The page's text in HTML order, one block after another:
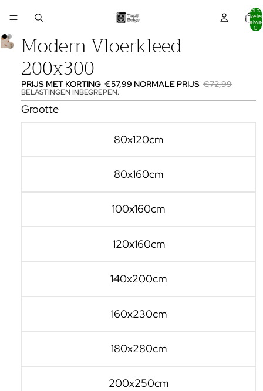
Totaal
0
Modern Vloerkleed
200x300
PRIJS MET KORTING €57,99 NORMALE PRIJS €72,99
BELASTINGEN INBEGREPEN.
Grootte
80x120cm
80x160cm
100x160cm
120x160cm
140x200cm
160x230cm
180x280cm
200x250cm